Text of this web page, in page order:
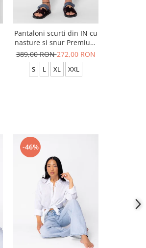
Pantaloni scurti din IN cu
nasture si snur Premium
Edition White
389,00 RON272,00 RON
S L XL XXL
-46%